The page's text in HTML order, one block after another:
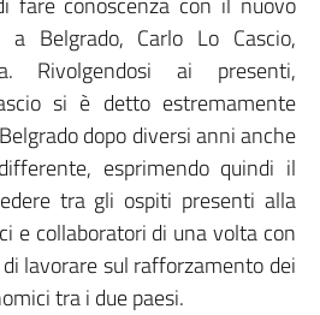
a Belgrado, Carlo Lo Cascio,
Rivolgendosi ai presenti,
si è detto estremamente
dopo diversi anni anche
esprimendo quindi il
tra gli ospiti presenti alla
e collaboratori di una volta con
lavorare sul rafforzamento dei
tra i due paesi.